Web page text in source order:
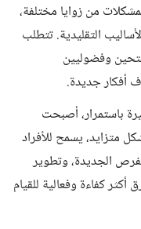
من زوايا مختلفة،
التقليدية. تتطلب
وفضوليين
أفكار جديدة.
باستمرار، أصبحت
متزايد، يسمح للأفراد
الجديدة، وتطوير
كفاءة وفعالية للقيام